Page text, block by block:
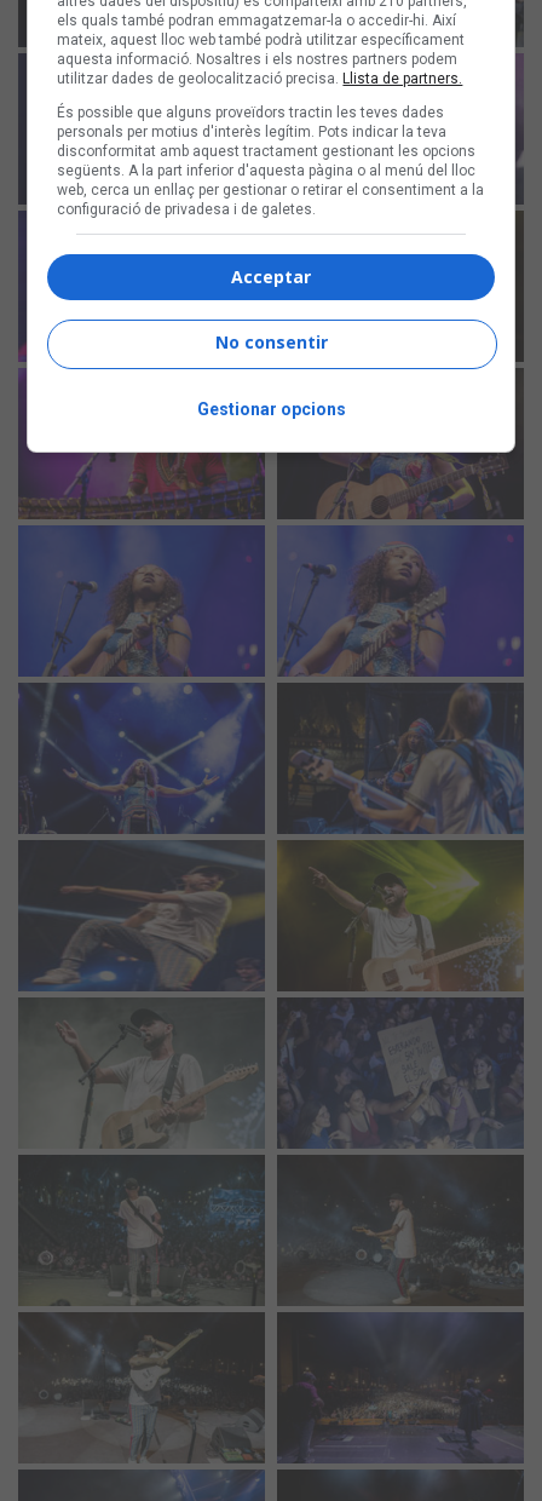
els quals també podran emmagatzemar-la o accedir-hi. Així
mateix, aquest lloc web també podrà utilitzar específicament
aquesta informació. Nosaltres i els nostres partners podem
utilitzar dades de geolocalització precisa. Llista de partners.
És possible que alguns proveïdors tractin les teves dades
personals per motius d'interès legítim. Pots indicar la teva
disconformitat amb aquest tractament gestionant les opcions
següents. A la part inferior d'aquesta pàgina o al menú del lloc
web, cerca un enllaç per gestionar o retirar el consentiment a la
configuració de privadesa i de galetes.
Acceptar
No consentir
Gestionar opcions